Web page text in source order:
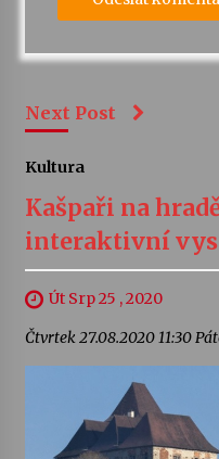
Next Post
Kultura
Kašpaři na
interaktivní
Út Srp 25 , 2020
Čtvrtek 27.08.2020 11:30